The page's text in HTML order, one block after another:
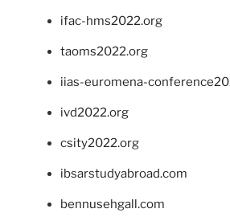
ifac-hms2022.org
taoms2022.org
iias-euromena-
ivd2022.org
csity2022.org
ibsarstudyabroad.com
bennusehgall.com